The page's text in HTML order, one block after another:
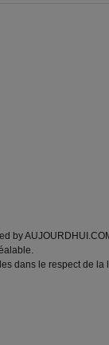
by
dans le respect de